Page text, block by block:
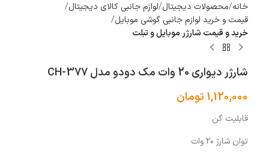
خانه محصولات دیجیتال لوازم جانبی کالای دیجیتال
قیمت و خرید لوازم جانبی گوشی موبایل
خرید و قیمت شارژر موبایل و تبلت
شارژر دیواری 20 وات مک دودو مدل CH-377
1,120,000 تومان
قابلیت گن
توان شارژ ۲۰ وات